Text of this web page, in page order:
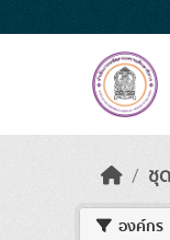
ชุ
องค์กร